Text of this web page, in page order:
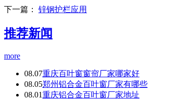
下一篇： 锌钢护栏应用
推荐新闻
more
08.07重庆百叶窗窗帘厂家哪家好
08.05郑州铝合金百叶窗厂家有哪些
08.01重庆铝合金百叶窗厂家地址